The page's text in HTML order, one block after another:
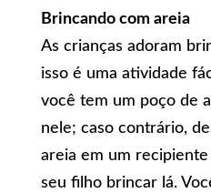
Brincando com areia
As crianças adoram
isso é uma atividade
você tem um poço de
nele; caso contrário,
areia em um
seu filho brincar lá.